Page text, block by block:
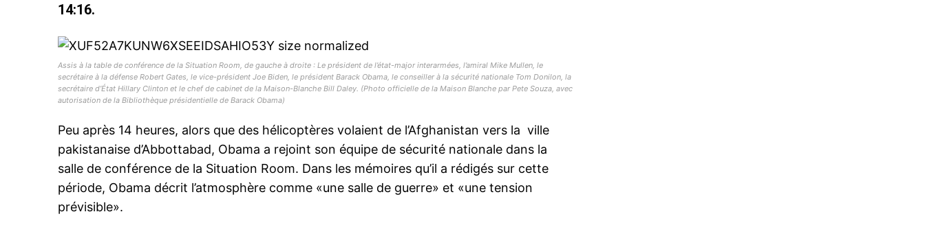
14:16.
Assis à la table de conférence de la Situation Room, de gauche à droite : Le président de l’état-major interarmées, l’amiral Mike Mullen, le
secrétaire à la défense Robert Gates, le vice-président Joe Biden, le président Barack Obama, le conseiller à la sécurité nationale Tom Donilon, la
secrétaire d’État Hillary Clinton et le chef de cabinet de la Maison-Blanche Bill Daley. (Photo officielle de la Maison Blanche par Pete Souza, avec
autorisation de la Bibliothèque présidentielle de Barack Obama)
Peu après 14 heures, alors que des hélicoptères volaient de l’Afghanistan vers la ville
pakistanaise d’Abbottabad, Obama a rejoint son équipe de sécurité nationale dans la
salle de conférence de la Situation Room. Dans les mémoires qu’il a rédigés sur cette
période, Obama décrit l’atmosphère comme «une salle de guerre» et «une tension
prévisible».